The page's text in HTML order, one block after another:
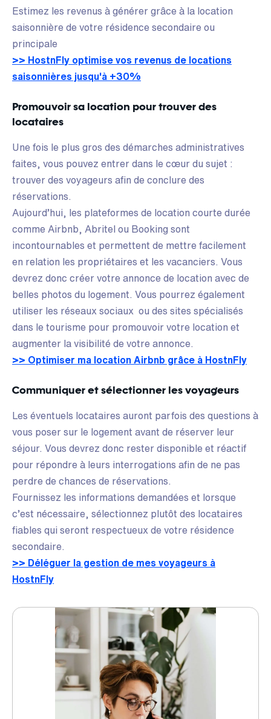
Estimez les revenus à générer grâce à la location
saisonnière de votre résidence secondaire ou
principale
>> HostnFly optimise vos revenus de locations
saisonnières jusqu'à +30%
Promouvoir sa location pour trouver des
locataires
Une fois le plus gros des démarches administratives
faites, vous pouvez entrer dans le cœur du sujet :
trouver des voyageurs afin de conclure des
réservations.
Aujourd’hui, les plateformes de location courte durée
comme Airbnb, Abritel ou Booking sont
incontournables et permettent de mettre facilement
en relation les propriétaires et les vacanciers. Vous
devrez donc créer votre annonce de location avec de
belles photos du logement. Vous pourrez également
utiliser les réseaux sociaux ou des sites spécialisés
dans le tourisme pour promouvoir votre location et
augmenter la visibilité de votre annonce.
>> Optimiser ma location Airbnb grâce à HostnFly
Communiquer et sélectionner les voyageurs
Les éventuels locataires auront parfois des questions à
vous poser sur le logement avant de réserver leur
séjour. Vous devrez donc rester disponible et réactif
pour répondre à leurs interrogations afin de ne pas
perdre de chances de réservations.
Fournissez les informations demandées et lorsque
c’est nécessaire, sélectionnez plutôt des locataires
fiables qui seront respectueux de votre résidence
secondaire.
>> Déléguer la gestion de mes voyageurs à
HostnFly